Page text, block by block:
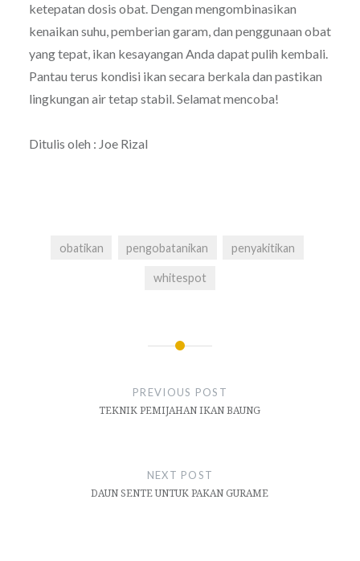
ketepatan dosis obat. Dengan mengombinasikan
kenaikan suhu, pemberian garam, dan penggunaan obat
yang tepat, ikan kesayangan Anda dapat pulih kembali.
Pantau terus kondisi ikan secara berkala dan pastikan
lingkungan air tetap stabil. Selamat mencoba!
Ditulis oleh : Joe Rizal
obatikan pengobatanikan penyakitikan
whitespot
PREVIOUS POST
TEKNIK PEMIJAHAN IKAN BAUNG
NEXT POST
DAUN SENTE UNTUK PAKAN GURAME